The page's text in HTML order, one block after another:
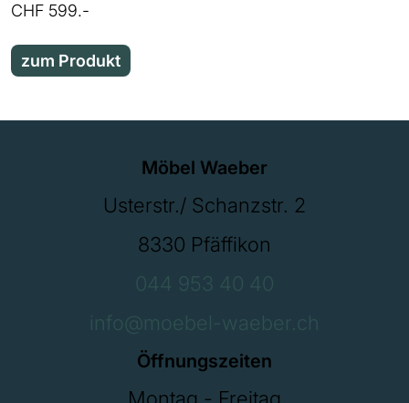
CHF 599.-
zum Produkt
Möbel Waeber
Usterstr./ Schanzstr. 2
8330 Pfäffikon
044 953 40 40
info@moebel-waeber.ch
Öffnungszeiten